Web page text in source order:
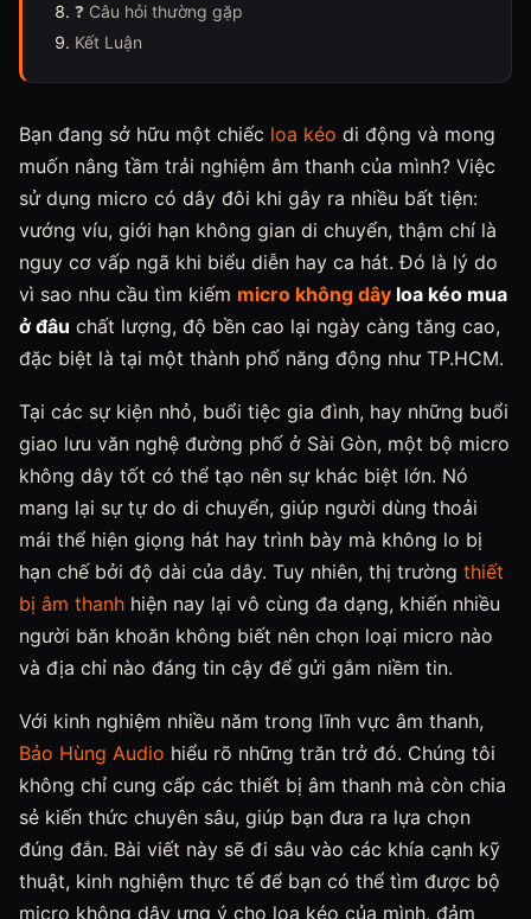
❓ Câu hỏi thường gặp
Kết Luận
Bạn đang sở hữu một chiếc loa kéo di động và mong
muốn nâng tầm trải nghiệm âm thanh của mình? Việc
sử dụng micro có dây đôi khi gây ra nhiều bất tiện:
vướng víu, giới hạn không gian di chuyển, thậm chí là
nguy cơ vấp ngã khi biểu diễn hay ca hát. Đó là lý do
vì sao nhu cầu tìm kiếm micro không dây loa kéo mua
ở đâu chất lượng, độ bền cao lại ngày càng tăng cao,
đặc biệt là tại một thành phố năng động như TP.HCM.
Tại các sự kiện nhỏ, buổi tiệc gia đình, hay những buổi
giao lưu văn nghệ đường phố ở Sài Gòn, một bộ micro
không dây tốt có thể tạo nên sự khác biệt lớn. Nó
mang lại sự tự do di chuyển, giúp người dùng thoải
mái thể hiện giọng hát hay trình bày mà không lo bị
hạn chế bởi độ dài của dây. Tuy nhiên, thị trường thiết
bị âm thanh hiện nay lại vô cùng đa dạng, khiến nhiều
người băn khoăn không biết nên chọn loại micro nào
và địa chỉ nào đáng tin cậy để gửi gắm niềm tin.
Với kinh nghiệm nhiều năm trong lĩnh vực âm thanh,
Bảo Hùng Audio hiểu rõ những trăn trở đó. Chúng tôi
không chỉ cung cấp các thiết bị âm thanh mà còn chia
sẻ kiến thức chuyên sâu, giúp bạn đưa ra lựa chọn
đúng đắn. Bài viết này sẽ đi sâu vào các khía cạnh kỹ
thuật, kinh nghiệm thực tế để bạn có thể tìm được bộ
micro không dây ưng ý cho loa kéo của mình, đảm